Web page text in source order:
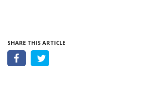
SHARE THIS ARTICLE